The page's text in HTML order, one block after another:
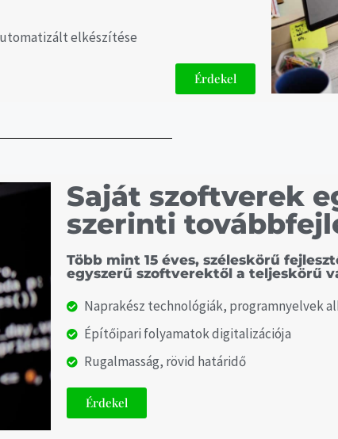
elkészítése
Érdekel
Saját szoftverek
szerinti
Több mint 15 éves, széleskörű
egyszerű szoftverektől a teljeskörű
Naprakész technológiák, programnyelvek
Építőipari folyamatok digitalizációja
Rugalmasság, rövid határidő
Érdekel